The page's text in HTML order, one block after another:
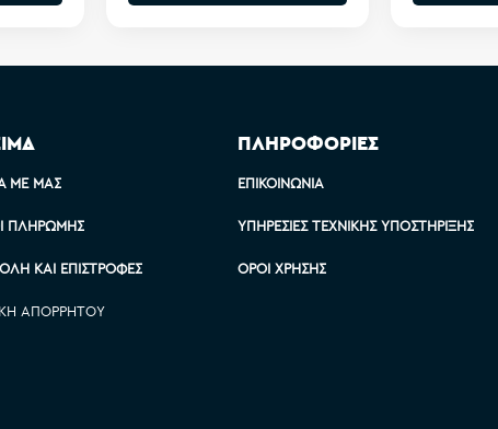
ΜΕ ΜΑΣ
ΠΛΗΡΩΜΉΣ
ΚΑΙ ΕΠΙΣΤΡΟΦΈΣ
ΑΠΟΡΡΉΤΟΥ
ΠΛΗΡΟΦΟΡΙΕΣ
ΕΠΙΚΟΙΝΩΝΊΑ
ΥΠΗΡΕΣΊΕΣ ΤΕΧΝΙΚΉΣ ΥΠΟΣΤΉΡΙΞΗΣ
ΌΡΟΙ ΧΡΉΣΗΣ